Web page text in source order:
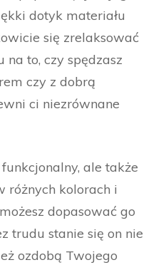
dotyk materiału
się zrelaksować
na to, czy spędzasz
czy z dobrą
ci niezrównane
ale także
różnych kolorach i
dopasować go
trudu stanie się on nie
ozdobą Twojego